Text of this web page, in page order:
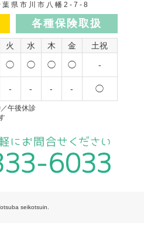
県市川市八幡2-7-8
各種保険取扱
火 水 木 金
土祝
◯ ◯ ◯ ◯ -
- - - - ◯
午後休診
seikotsuin.